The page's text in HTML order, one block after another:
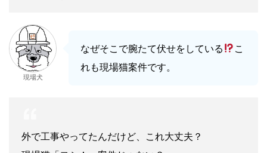
現場犬
なぜそこで腕たて伏せをしている
こ
れも現場猫案件です。
外で工事やってたんだけど、これ大丈夫？